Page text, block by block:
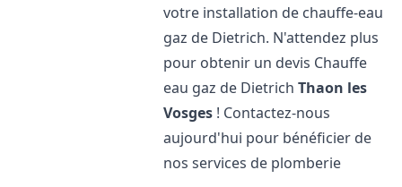
votre installation de chauffe-eau
gaz de Dietrich. N'attendez plus
pour obtenir un devis Chauffe
eau gaz de DietrichThaon les
Vosges ! Contactez-nous
aujourd'hui pour bénéficier de
nos services de plomberie